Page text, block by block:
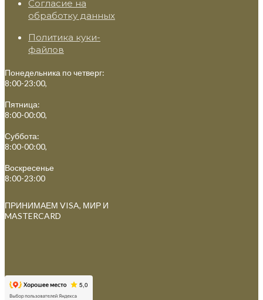
Согласие на
обработку данных
Политика куки-
файлов
Понедельника по четверг:
8:00-23:00,
Пятница:
8:00-00:00,
Суббота:
8:00-00:00,
Воскресенье
8:00-23:00
ПРИНИМАЕМ VISA, МИР И
MASTERCARD